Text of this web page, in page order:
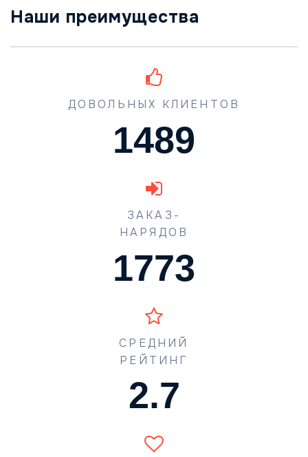
Наши преимущества
ДОВОЛЬНЫХ КЛИЕНТОВ
1489
ЗАКАЗ-
НАРЯДОВ
1773
СРЕДНИЙ
РЕЙТИНГ
4.3